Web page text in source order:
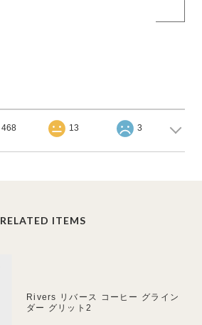
468 13 3
RELATED ITEMS
Rivers リバース コーヒー グライン
ダー グリット2